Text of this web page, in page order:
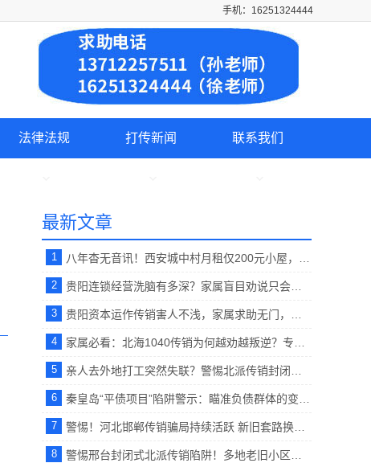
手机：16251324444
法律法规 打传新闻 联系我们
最新文章
1
2
3
4
5
6
7
8